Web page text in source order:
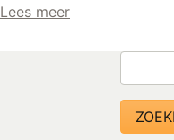
Lees meer